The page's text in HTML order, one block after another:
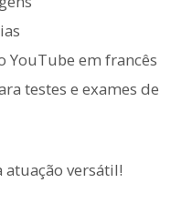
YouTube em francês
testes e exames de
atuação versátil!